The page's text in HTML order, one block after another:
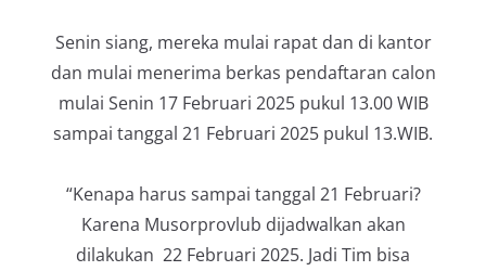
Senin siang, mereka mulai rapat dan di kantor
dan mulai menerima berkas pendaftaran calon
mulai Senin 17 Februari 2025 pukul 13.00 WIB
sampai tanggal 21 Februari 2025 pukul 13.WIB.
“Kenapa harus sampai tanggal 21 Februari?
Karena Musorprovlub dijadwalkan akan
dilakukan 22 Februari 2025. Jadi Tim bisa